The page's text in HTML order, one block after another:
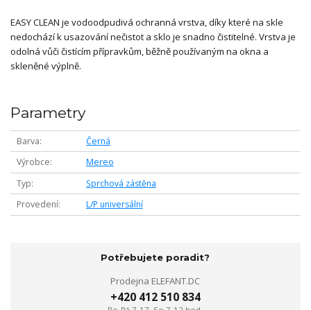
EASY CLEAN je vodoodpudivá ochranná vrstva, díky které na skle
nedochází k usazování nečistot a sklo je snadno čistitelné. Vrstva je
odolná vůči čistícím přípravkům, běžně používaným na okna a
skleněné výplně.
Parametry
Barva
Černá
Výrobce
Mereo
Typ
Sprchová zástěna
Provedení
L/P universální
Potřebujete poradit?
Prodejna ELEFANT.DC
+420 412 510 834